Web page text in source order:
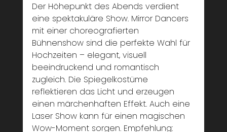
Der Höhepunkt des Abends verdient
eine spektakuläre Show. Mirror Dancers
mit einer choreografierten
Bühnenshow sind die perfekte Wahl für
Hochzeiten – elegant, visuell
beeindruckend und romantisch
zugleich. Die Spiegelkostüme
reflektieren das Licht und erzeugen
einen märchenhaften Effekt. Auch eine
Laser Show kann für einen magischen
Wow-Moment sorgen. Empfehlung: